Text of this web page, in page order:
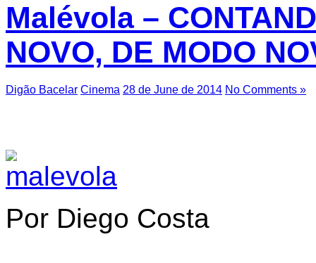
Malévola –
NOVO, DE MODO
Digão Bacelar Cinema 28 de June de 2014 No Comments »
Por Diego Costa